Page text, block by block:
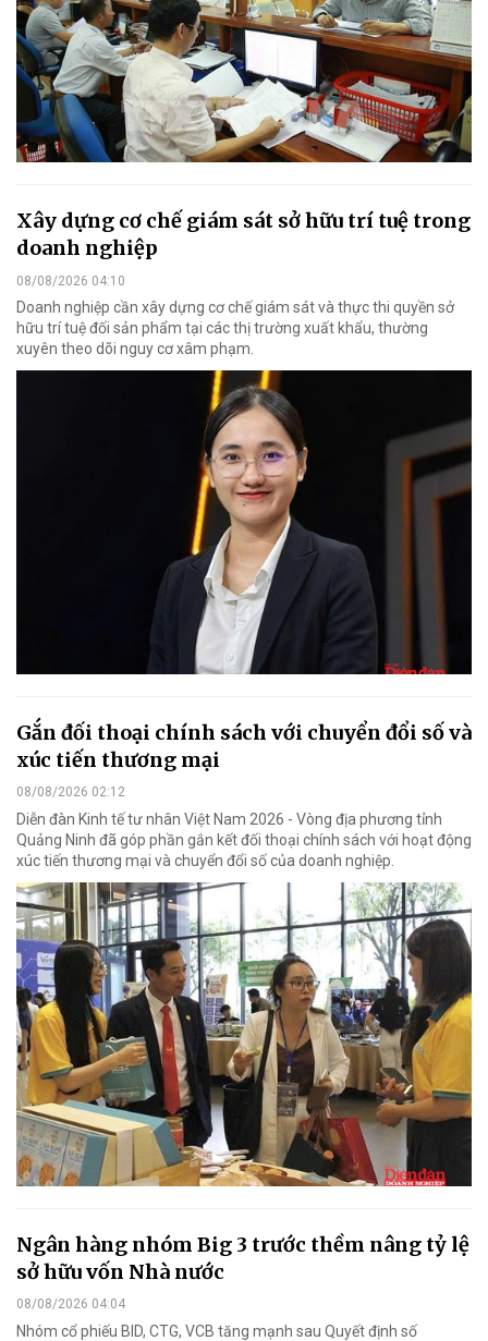
Xây dựng cơ chế giám sát sở hữu trí tuệ trong
doanh nghiệp
08/08/2026 04:10
Doanh nghiệp cần xây dựng cơ chế giám sát và thực thi quyền sở
hữu trí tuệ đối sản phẩm tại các thị trường xuất khẩu, thường
xuyên theo dõi nguy cơ xâm phạm.
Gắn đối thoại chính sách với chuyển đổi số và
xúc tiến thương mại
08/08/2026 02:12
Diễn đàn Kinh tế tư nhân Việt Nam 2026 - Vòng địa phương tỉnh
Quảng Ninh đã góp phần gắn kết đối thoại chính sách với hoạt động
xúc tiến thương mại và chuyển đổi số của doanh nghiệp.
Ngân hàng nhóm Big 3 trước thềm nâng tỷ lệ
sở hữu vốn Nhà nước
08/08/2026 04:04
Nhóm cổ phiếu BID, CTG, VCB tăng mạnh sau Quyết định số